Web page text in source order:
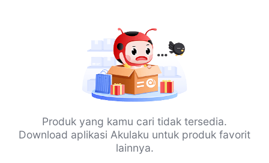
Produk yang kamu cari tidak tersedia.
Download aplikasi Akulaku untuk produk favorit
lainnya.